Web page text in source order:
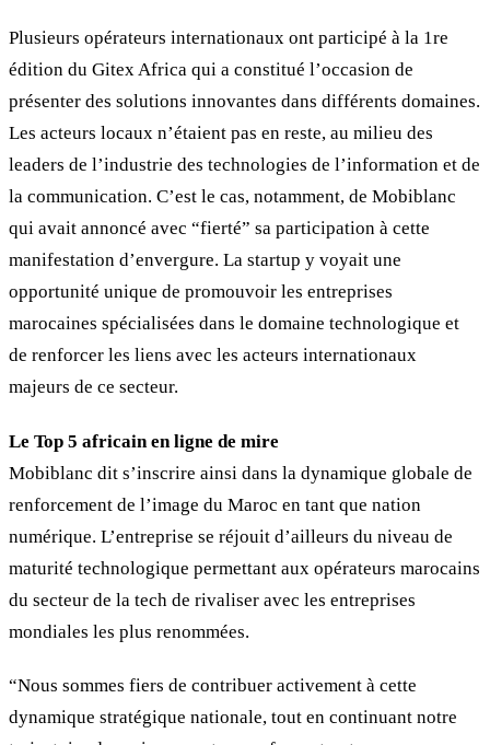
Plusieurs opérateurs internationaux ont participé à la 1re
édition du Gitex Africa qui a constitué l’occasion de
présenter des solutions innovantes dans différents domaines.
Les acteurs locaux n’étaient pas en reste, au milieu des
leaders de l’industrie des technologies de l’information et de
la communication. C’est le cas, notamment, de Mobiblanc
qui avait annoncé avec “fierté” sa participation à cette
manifestation d’envergure. La startup y voyait une
opportunité unique de promouvoir les entreprises
marocaines spécialisées dans le domaine technologique et
de renforcer les liens avec les acteurs internationaux
majeurs de ce secteur.
Le Top 5 africain en ligne de mire
Mobiblanc dit s’inscrire ainsi dans la dynamique globale de
renforcement de l’image du Maroc en tant que nation
numérique. L’entreprise se réjouit d’ailleurs du niveau de
maturité technologique permettant aux opérateurs marocains
du secteur de la tech de rivaliser avec les entreprises
mondiales les plus renommées.
“Nous sommes fiers de contribuer activement à cette
dynamique stratégique nationale, tout en continuant notre